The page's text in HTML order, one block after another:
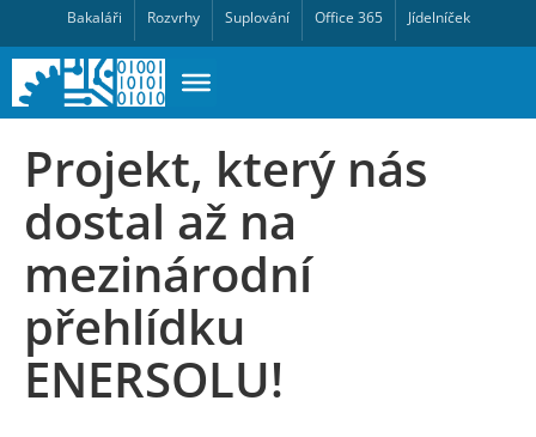
Bakaláři Rozvrhy Suplování Office 365 Jídelníček
Projekt, který nás
dostal až na
mezinárodní
přehlídku
ENERSOLU!